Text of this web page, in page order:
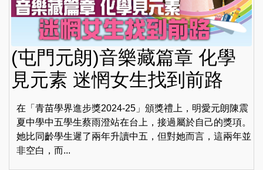
(屯門元朗)音樂藏篇章 化學
見元素 迷惘女生找到前路
在「青苗學界進步獎2024-25」頒獎禮上，明愛元朗陳震
夏中學中五學生蔡雨澄站在台上，接過屬於自己的獎項。
她比同齡學生遲了兩年升讀中五，但對她而言，這兩年並
非空白，而...